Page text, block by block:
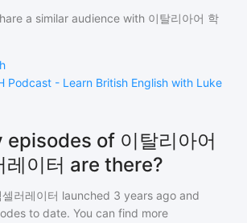
a similar audience with 이탈리아어 학
Podcast - Learn British English with Luke
episodes of 이탈리아어
레이터 are there?
러레이터 launched 3 years ago and
to date. You can find more